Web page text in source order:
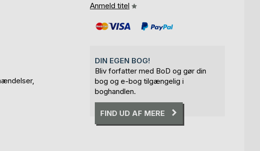
Anmeld titel
DIN EGEN BOG!
Bliv forfatter med BoD og gør din
bog og e-bog tilgængelig i
boghandlen.
FIND UD AF MERE